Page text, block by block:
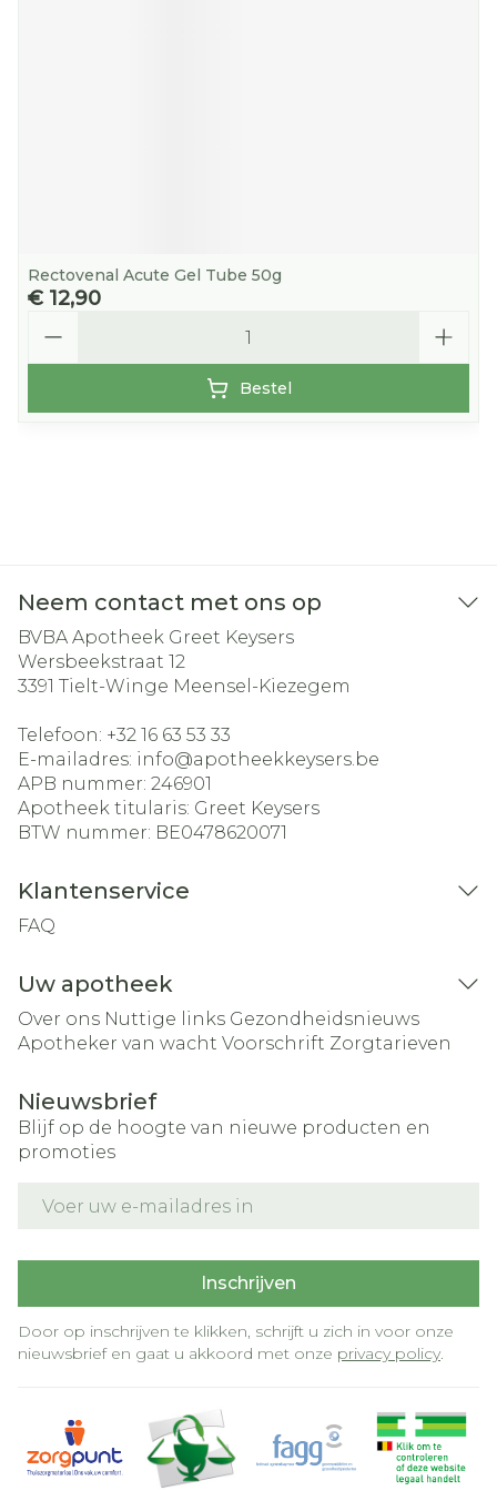
Rectovenal Acute Gel Tube 50g
€ 12,90
Bestel
Neem contact met ons op
BVBA Apotheek Greet Keysers
Wersbeekstraat 12
3391 Tielt-Winge Meensel-Kiezegem
Telefoon: +32 16 63 53 33
E-mailadres: info@apotheekkeysers.be
APB nummer: 246901
Apotheek titularis: Greet Keysers
BTW nummer: BE0478620071
Klantenservice
FAQ
Uw apotheek
Over ons Nuttige links Gezondheidsnieuws
Apotheker van wacht Voorschrift Zorgtarieven
Nieuwsbrief
Blijf op de hoogte van nieuwe producten en
promoties
Inschrijven
Door op inschrijven te klikken, schrijft u zich in voor onze
nieuwsbrief en gaat u akkoord met onze privacy policy.